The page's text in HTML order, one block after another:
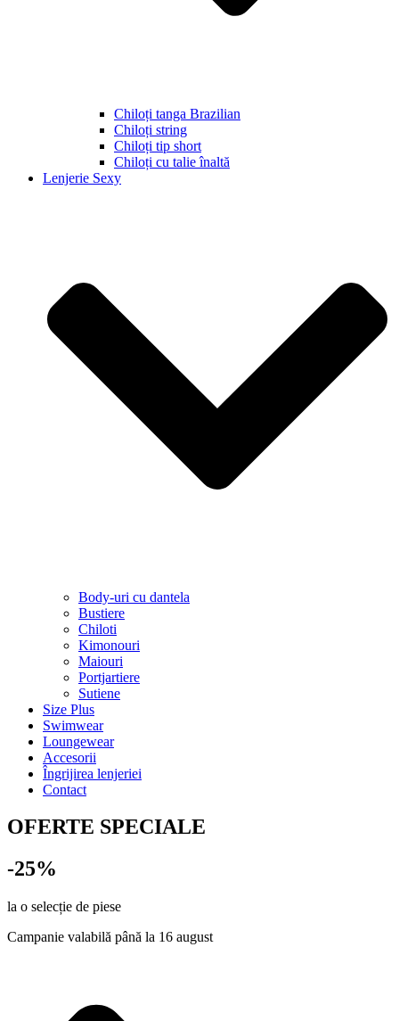
Chiloți tanga Brazilian
Chiloți string
Chiloți tip short
Chiloți cu talie înaltă
Lenjerie Sexy
Body-uri cu dantela
Bustiere
Chiloti
Kimonouri
Maiouri
Portjartiere
Sutiene
Size Plus
Swimwear
Loungewear
Accesorii
Îngrijirea lenjeriei
Contact
OFERTE SPECIALE
-25%
la o selecție de piese
Campanie valabilă până la 16 august